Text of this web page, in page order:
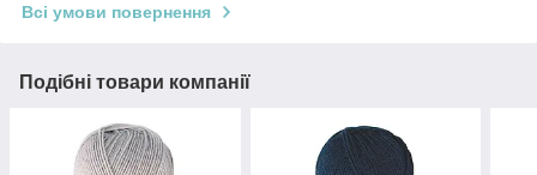
Всі умови повернення
Подібні товари компанії